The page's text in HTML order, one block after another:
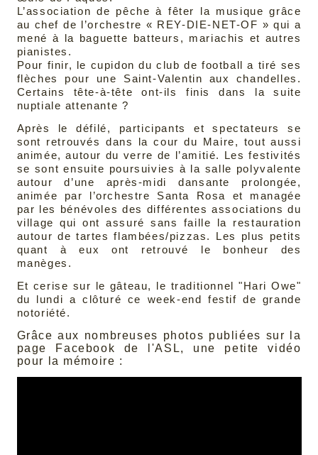
L’association de pêche à fêter la musique grâce
au chef de l’orchestre « REY-DIE-NET-OF » qui a
mené à la baguette batteurs, mariachis et autres
pianistes.
Pour finir, le cupidon du club de football a tiré ses
flèches pour une Saint-Valentin aux chandelles.
Certains tête-à-tête ont-ils finis dans la suite
nuptiale attenante ?
Après le défilé, participants et spectateurs se
sont retrouvés dans la cour du Maire, tout aussi
animée, autour du verre de l’amitié. Les festivités
se sont ensuite poursuivies à la salle polyvalente
autour d’une après-midi dansante prolongée,
animée par l’orchestre Santa Rosa et managée
par les bénévoles des différentes associations du
village qui ont assuré sans faille la restauration
autour de tartes flambées/pizzas. Les plus petits
quant à eux ont retrouvé le bonheur des
manèges.
Et cerise sur le gâteau, le traditionnel "Hari Owe"
du lundi a clôturé ce week-end festif de grande
notoriété.
Grâce aux nombreuses photos publiées sur la
page Facebook de l'ASL, une petite vidéo
pour la mémoire :